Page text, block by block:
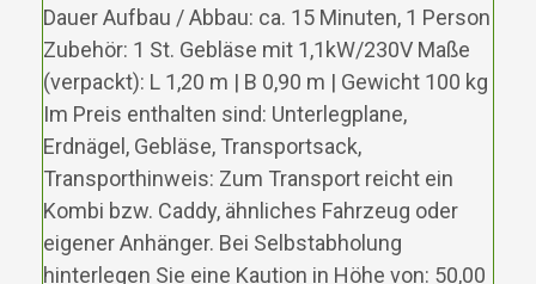
Dauer Aufbau / Abbau: ca. 15 Minuten, 1 Person
Zubehör: 1 St. Gebläse mit 1,1kW/230V Maße
(verpackt): L 1,20 m | B 0,90 m | Gewicht 100 kg
Im Preis enthalten sind: Unterlegplane,
Erdnägel, Gebläse, Transportsack,
Transporthinweis: Zum Transport reicht ein
Kombi bzw. Caddy, ähnliches Fahrzeug oder
eigener Anhänger. Bei Selbstabholung
hinterlegen Sie eine Kaution in Höhe von: 50,00